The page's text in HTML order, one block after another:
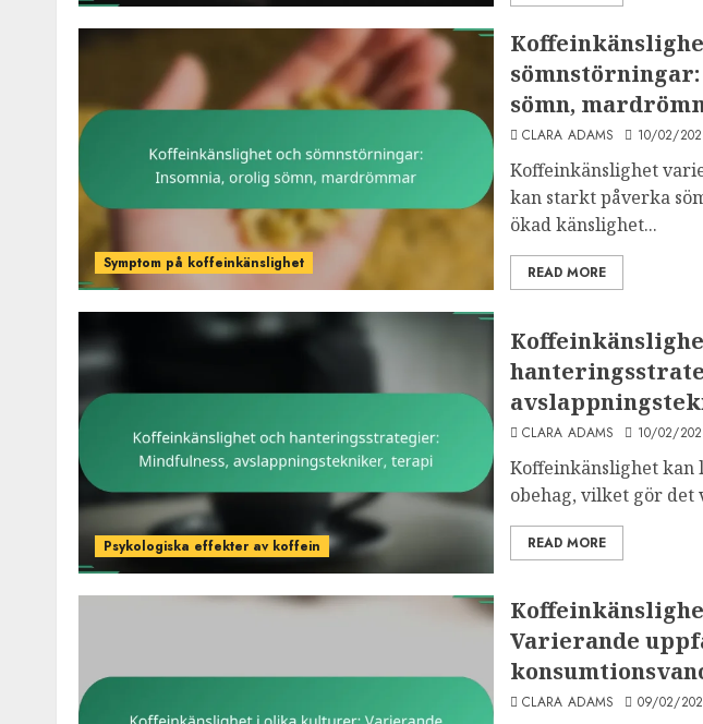
Symptom på koffeinkänslighet
sömn,
CLARA ADAMS 10/02/
Koffeinkänslighet
kan starkt påverka
ökad känslighet...
READ MORE
Psykologiska effekter av koffein
CLARA ADAMS 10/02/
Koffeinkänslighet kan
obehag, vilket gör det
READ MORE
Varierande
CLARA ADAMS 09/02/